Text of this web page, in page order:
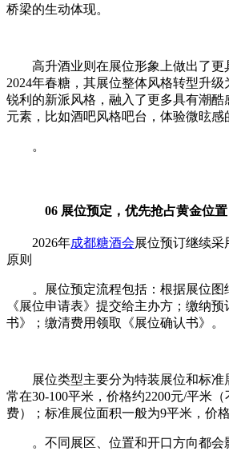
桥梁的生动体现。
高升酒业则在展位形象上做出了更
2024年春糖，其展位整体风格转型升
锐利的新派风格，融入了更多具有潮酷
元素，比如酒吧风格吧台，体验微昡感
。
06 展位预定，优先抢占黄金位置
2026年成都糖酒会展位预订继续采
原则
。展位预定流程包括：根据展位
《展位申请表》提交给主办方；缴纳
书》；缴清费用领取《展位确认书》。
展位类型主要分为特装展位和标准
常在30-100平米，价格约2200元/平米
费）；标准展位面积一般为9平米，价
。不同展区、位置和开口方向都会